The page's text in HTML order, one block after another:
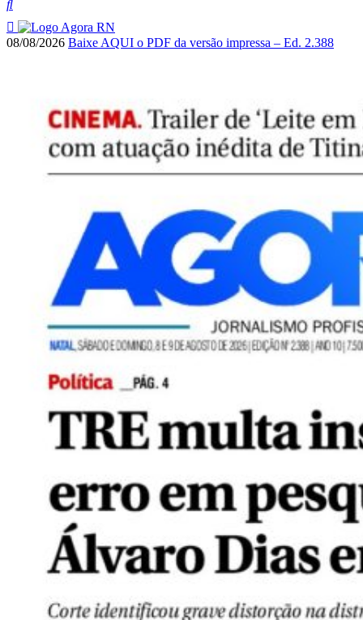
08/08/2026 Baixe AQUI o PDF da versão impressa – Ed. 2.388